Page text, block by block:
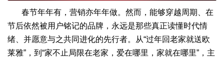
春节年年有，营销亦年年做。然而，能够穿越周期、在
节后依然被用户铭记的品牌，永远是那些真正读懂时代情
绪、并愿意与之共同进化的先行者。从“过年回老家就送欧
莱雅”，到“家不止局限在老家，爱在哪里，家就在哪里”，主